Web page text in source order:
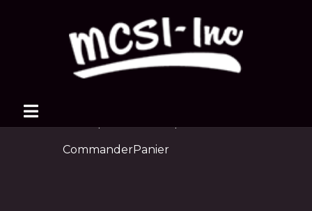
Boutique
CommanderPanier